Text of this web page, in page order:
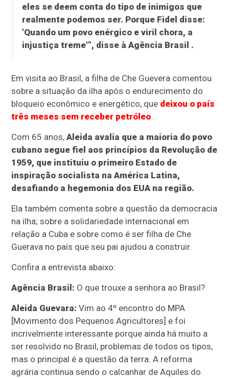
eles se deem conta do tipo de inimigos que
realmente podemos ser. Porque Fidel disse:
'Quando um povo enérgico e viril chora, a
injustiça treme'”, disse à Agência Brasil .
Em visita ao Brasil, a filha de Che Guevera comentou
sobre a situação da ilha após o endurecimento do
bloqueio econômico e energético, que deixou o país
três meses sem receber petróleo .
Com 65 anos,Aleida avalia que a maioria do povo
cubano segue fiel aos princípios da Revolução de
1959, que instituiu o primeiro Estado de
inspiração socialista na América Latina,
desafiando a hegemonia dos EUA na região.
Ela também comenta sobre a questão da democracia
na ilha; sobre a solidariedade internacional em
relação a Cuba e sobre como é ser filha de Che
Guerava no país que seu pai ajudou a construir.
Confira a entrevista abaixo:
Agência Brasil: O que trouxe a senhora ao Brasil?
Aleida Guevara: Vim ao 4º encontro do MPA
[Movimento dos Pequenos Agricultores] e foi
incrivelmente interessante porque ainda há muito a
ser resolvido no Brasil, problemas de todos os tipos,
mas o principal é a questão da terra. A reforma
agrária continua sendo o calcanhar de Aquiles do